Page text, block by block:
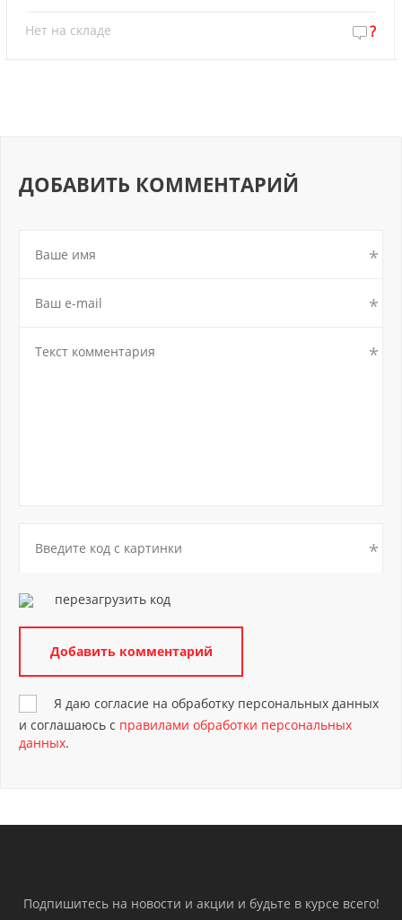
Нет на складе ?
ДОБАВИТЬ КОММЕНТАРИЙ
перезагрузить код
Я даю согласие на обработку персональных данных
и соглашаюсь с правилами обработки персональных
данных.
Подпишитесь на новости и акции и будьте в курсе всего!